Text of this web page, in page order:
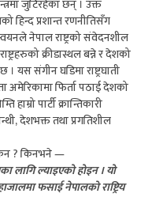
जुटिरहेका छन् । उक्त
हिन्द प्रशान्त रणनीतिसँग
नेपाल राष्ट्रको संवेदनशील
क्रीडास्थल बन्ने र देशको
यस संगीन घडिमा राष्ट्रघाती
अमेरिकामा फिर्ता पठाई देशको
हाम्रो पार्टी क्रान्तिकारी
देशभक्त तथा प्रगतिशील
किन ? किनभने —
लागि ल्याइएको होइन । यो
फसाई नेपालको राष्ट्रिय